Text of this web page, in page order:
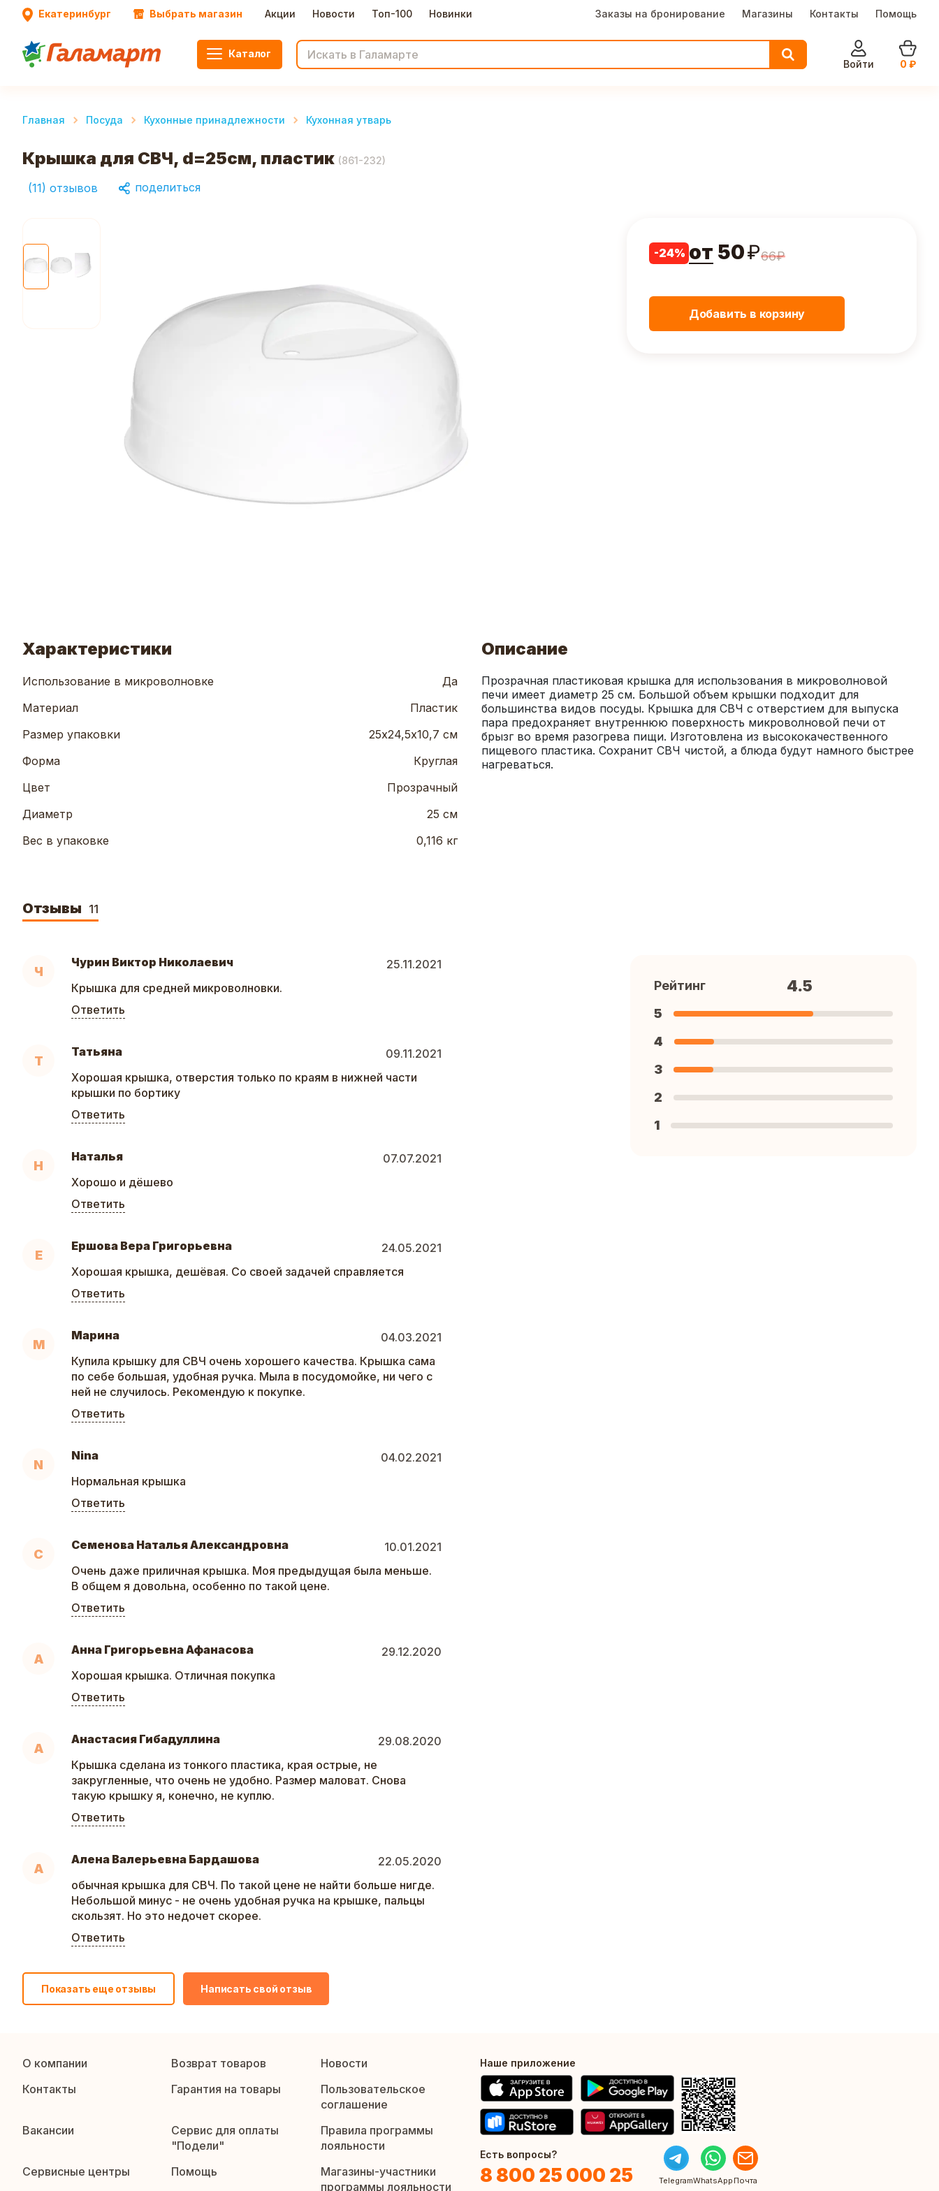
Екатеринбург Выбрать магазин Акции Новости Топ-100 Новинки Заказы на бронирование Магазины Контакты Помощь
Каталог
Войти
0 ₽
Главная Посуда Кухонные принадлежности Кухонная утварь
Крышка для СВЧ, d=25см, пластик (861-232)
(11) отзывов поделиться
-24% от 50₽66₽
Добавить в корзину
Характеристики
Использование в микроволновке
Да
Материал
Пластик
Размер упаковки
25х24,5х10,7 см
Форма
Круглая
Цвет
Прозрачный
Диаметр
25 см
Вес в упаковке
0,116 кг
Описание
Прозрачная пластиковая крышка для использования в микроволновой
печи имеет диаметр 25 см. Большой объем крышки подходит для
большинства видов посуды. Крышка для СВЧ с отверстием для выпуска
пара предохраняет внутреннюю поверхность микроволновой печи от
брызг во время разогрева пищи. Изготовлена из высококачественного
пищевого пластика. Сохранит СВЧ чистой, а блюда будут намного быстрее
нагреваться.
Отзывы 11
Ч
Чурин Виктор Николаевич
25.11.2021
Крышка для средней микроволновки.
Ответить
Т
Татьяна
09.11.2021
Хорошая крышка, отверстия только по краям в нижней части
крышки по бортику
Ответить
Н
Наталья
07.07.2021
Хорошо и дёшево
Ответить
Е
Ершова Вера Григорьевна
24.05.2021
Хорошая крышка, дешёвая. Со своей задачей справляется
Ответить
М
Марина
04.03.2021
Купила крышку для СВЧ очень хорошего качества. Крышка сама
по себе большая, удобная ручка. Мыла в посудомойке, ни чего с
ней не случилось. Рекомендую к покупке.
Ответить
N
Nina
04.02.2021
Нормальная крышка
Ответить
С
Семенова Наталья Александровна
10.01.2021
Очень даже приличная крышка. Моя предыдущая была меньше.
В общем я довольна, особенно по такой цене.
Ответить
А
Анна Григорьевна Афанасова
29.12.2020
Хорошая крышка. Отличная покупка
Ответить
А
Анастасия Гибадуллина
29.08.2020
Крышка сделана из тонкого пластика, края острые, не
закругленные, что очень не удобно. Размер маловат. Снова
такую крышку я, конечно, не куплю.
Ответить
А
Алена Валерьевна Бардашова
22.05.2020
обычная крышка для СВЧ. По такой цене не найти больше нигде.
Небольшой минус - не очень удобная ручка на крышке, пальцы
скользят. Но это недочет скорее.
Ответить
Рейтинг 4.5
5
4
3
2
1
Показать еще отзывы Написать свой отзыв
О компании Возврат товаров
Новости
Контакты
Гарантия на товары
Пользовательское
соглашение
Вакансии
Сервис для оплаты
"Подели"
Правила программы
лояльности
Сервисные центры
Помощь
Магазины-участники
программы лояльности
Наше приложение
Есть вопросы?
8 800 25 000 25 TelegramWhatsApp Почта